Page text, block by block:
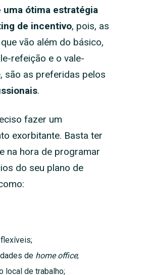
uma ótima estratégia
de incentivo, pois, as
vão além do básico,
refeição e o vale-
são as preferidas pelos
.
fazer um
exorbitante. Basta ter
na hora de programar
do seu plano de
de home office;
local de trabalho;